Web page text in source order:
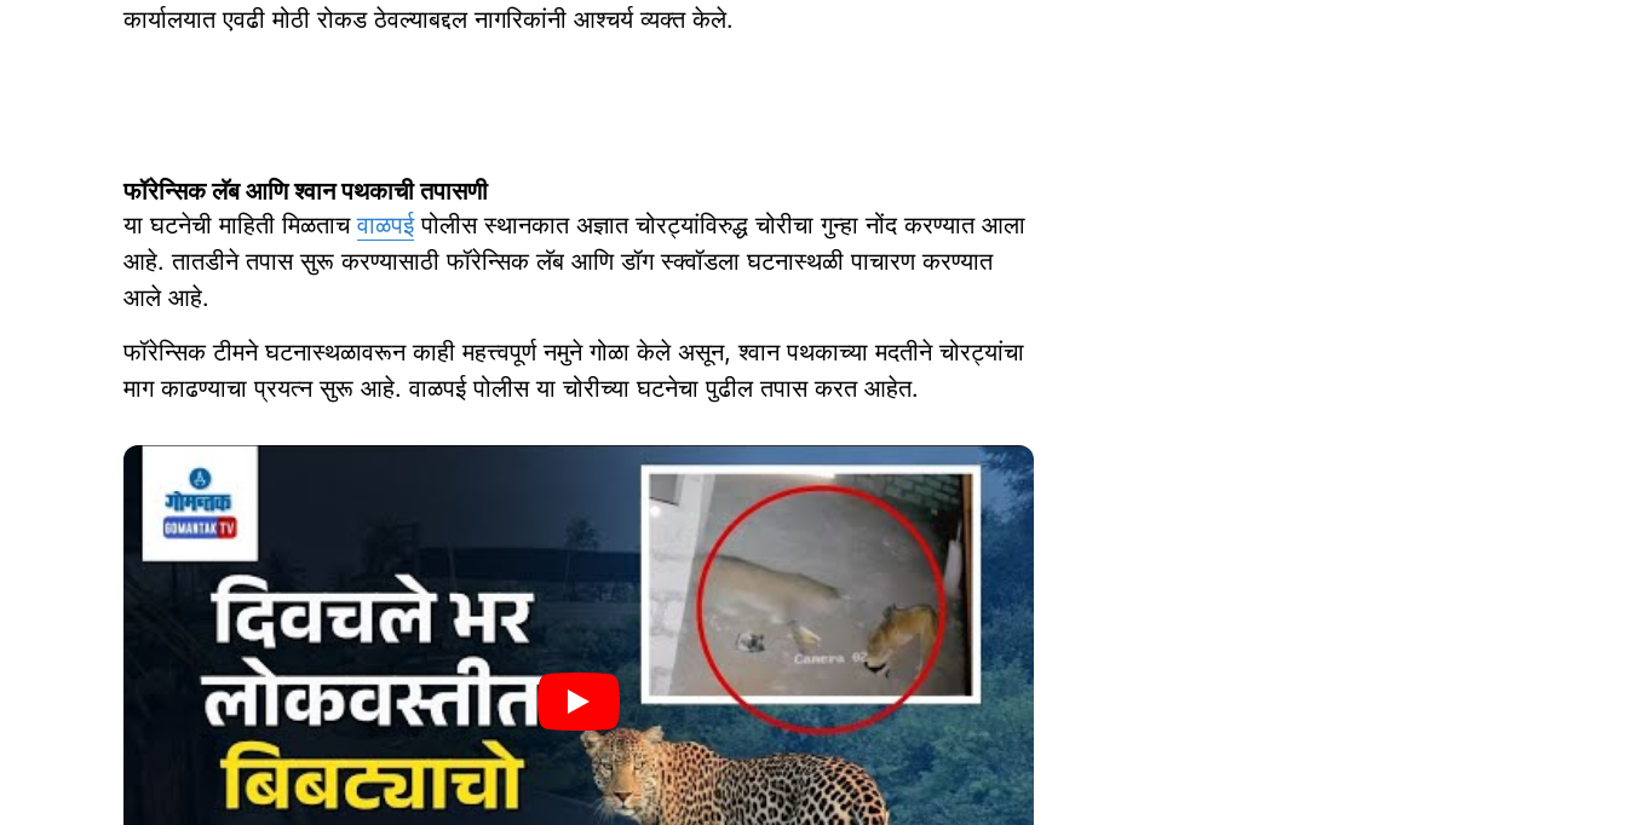
कार्यालयात एवढी मोठी रोकड ठेवल्याबद्दल नागरिकांनी आश्चर्य व्यक्त केले.
फॉरेन्सिक लॅब आणि श्वान पथकाची तपासणी
या घटनेची माहिती मिळताचवाळपईपोलीस स्थानकात अज्ञात चोरट्यांविरुद्ध चोरीचा गुन्हा नोंद करण्यात आला
आहे. तातडीने तपास सुरू करण्यासाठी फॉरेन्सिक लॅब आणि डॉग स्क्वॉडला घटनास्थळी पाचारण करण्यात
आले आहे.
फॉरेन्सिक टीमने घटनास्थळावरून काही महत्त्वपूर्ण नमुने गोळा केले असून, श्वान पथकाच्या मदतीने चोरट्यांचा
माग काढण्याचा प्रयत्न सुरू आहे. वाळपई पोलीस या चोरीच्या घटनेचा पुढील तपास करत आहेत.